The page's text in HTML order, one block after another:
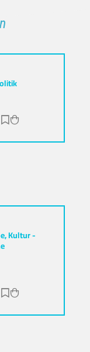
Zur Merkliste
Kultur -
Zur Merkliste